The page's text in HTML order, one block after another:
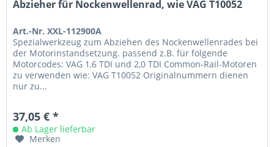
Abzieher für Nockenwellenrad, wie VAG T10052
Art.-Nr. XXL-112900A
Spezialwerkzeug zum Abziehen des Nockenwellenrades bei
der Motorinstandsetzung. passend z.B. für folgende
Motorcodes: VAG 1,6 TDI und 2,0 TDI Common-Rail-Motoren
zu verwenden wie: VAG T10052 Originalnummern dienen
nur zu...
37,05 € *
Ab Lager lieferbar
Merken